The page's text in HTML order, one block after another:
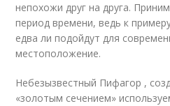
непохожи друг на друга.
период времени, ведь к
едва ли подойдут для
местоположение.
Небезызвестный Пифагор ,
«золотым сечением»